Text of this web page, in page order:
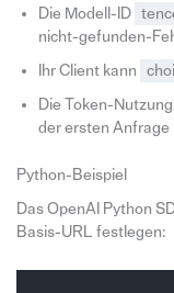
Die Modell-ID
nicht-gefunden-
Ihr Client kann
Die Token-
der ersten Anfrage
Python-Beispiel
Das OpenAI Python
Basis-URL festlegen: